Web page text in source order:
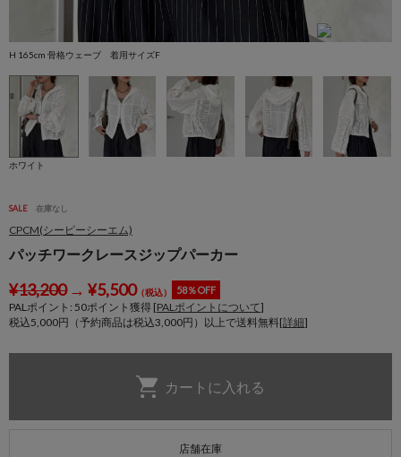
H 165cm 骨格ウェーブ 着用サイズF
ホワイト
SALE 在庫なし
CPCM(シーピーシーエム)
パッチワークレースジップパーカー
¥13,200→ ¥5,500（税込） 58％OFF
PALポイント: 50ポイント獲得 [PALポイントについて]
税込5,000円（予約商品は税込3,000円）以上で送料無料[詳細]
店舗在庫